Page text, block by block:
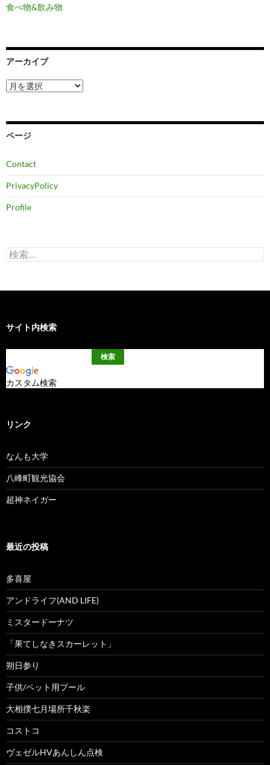
食べ物&飲み物
アーカイブ
ア
ー
ブ
ページ
Contact
PrivacyPolicy
Profile
検
索:
サイト内検索
カスタム検索
リンク
なんも大学
八峰町観光協会
超神ネイガー
最近の投稿
多喜屋
アンドライフ(AND LIFE)
ミスタードーナツ
「果てしなきスカーレット」
朔日参り
子供/ペット用プール
大相撲七月場所千秋楽
コストコ
ヴェゼルHVあんしん点検